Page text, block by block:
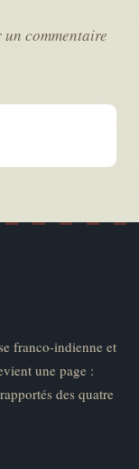
commentaire
franco-indienne et
une page :
des quatre